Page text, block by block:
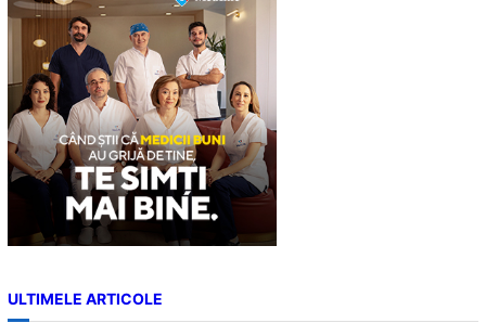
h
ULTIMELE ARTICOLE